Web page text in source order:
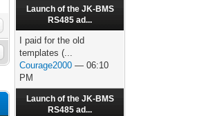
Launch of the JK-BMS
RS485 ad...
I paid for the old
templates (...
Courage2000 — 06:10
PM
Launch of the JK-BMS
RS485 ad...